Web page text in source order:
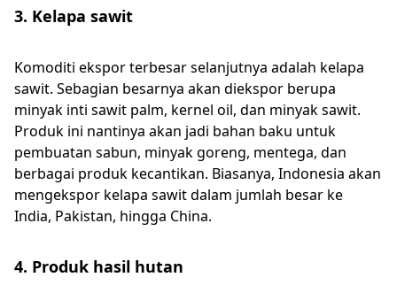
3. Kelapa sawit
Komoditi ekspor terbesar selanjutnya adalah kelapa
sawit. Sebagian besarnya akan diekspor berupa
minyak inti sawit palm, kernel oil, dan minyak sawit.
Produk ini nantinya akan jadi bahan baku untuk
pembuatan sabun, minyak goreng, mentega, dan
berbagai produk kecantikan. Biasanya, Indonesia akan
mengekspor kelapa sawit dalam jumlah besar ke
India, Pakistan, hingga China.
4. Produk hasil hutan